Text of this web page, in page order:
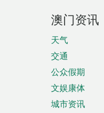
澳门资讯
天气
交通
公众假期
文娱康体
城市资讯